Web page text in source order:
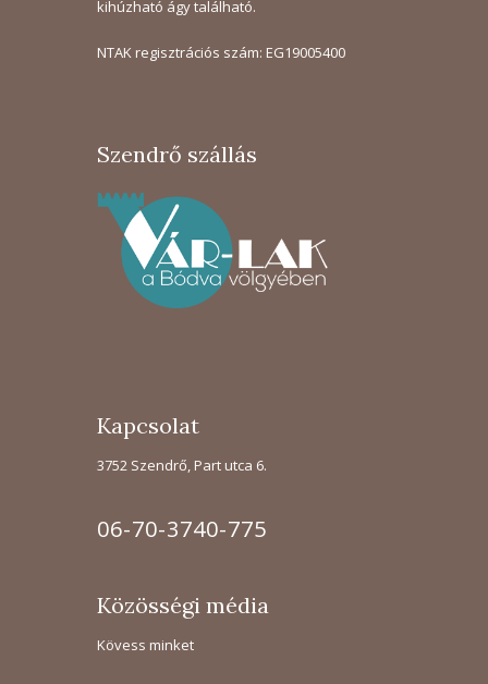
kihúzható ágy található.
NTAK regisztrációs szám: EG19005400
Szendrő szállás
Kapcsolat
3752 Szendrő, Part utca 6.
06-70-3740-775
Közösségi média
Kövess minket